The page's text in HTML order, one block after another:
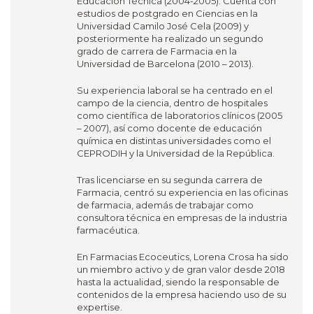
estudios de postgrado en Ciencias en la
Universidad Camilo José Cela (2009) y
posteriormente ha realizado un segundo
grado de carrera de Farmacia en la
Universidad de Barcelona (2010 – 2013).
Su experiencia laboral se ha centrado en el
campo de la ciencia, dentro de hospitales
como científica de laboratorios clínicos (2005
– 2007), así como docente de educación
química en distintas universidades como el
CEPRODIH y la Universidad de la República.
Tras licenciarse en su segunda carrera de
Farmacia, centró su experiencia en las oficinas
de farmacia, además de trabajar como
consultora técnica en empresas de la industria
farmacéutica.
En Farmacias Ecoceutics, Lorena Crosa ha sido
un miembro activo y de gran valor desde 2018
hasta la actualidad, siendo la responsable de
contenidos de la empresa haciendo uso de su
expertise.